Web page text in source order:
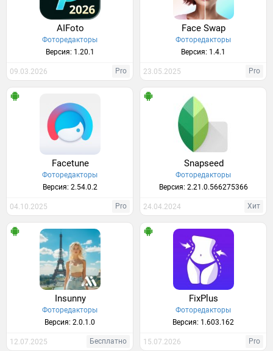
AIFoto
Фоторедакторы
Версия: 1.20.1
09.03.2026 Pro
Face Swap
Фоторедакторы
Версия: 1.4.1
23.05.2025 Pro
Facetune
Фоторедакторы
Версия: 2.54.0.2
04.10.2025 Pro
Snapseed
Фоторедакторы
Версия: 2.21.0.566275366
24.04.2024 Хит
Insunny
Фоторедакторы
Версия: 2.0.1.0
12.07.2025 Бесплатно
FixPlus
Фоторедакторы
Версия: 1.603.162
15.07.2026 Pro